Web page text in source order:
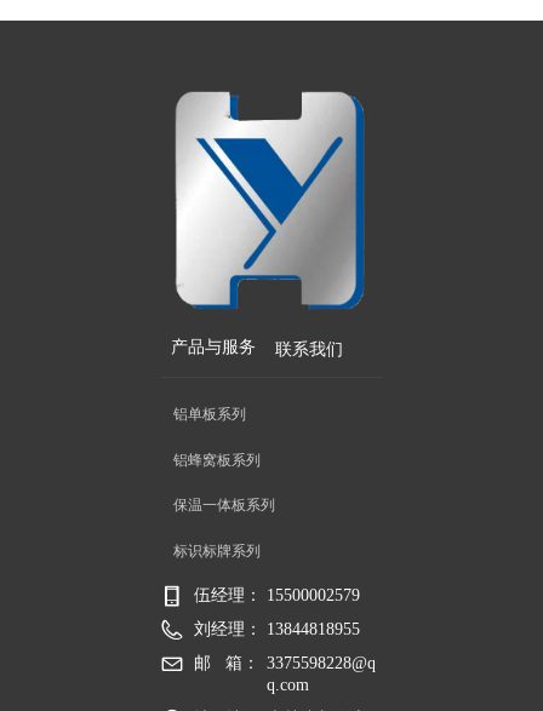
产品与服务
铝单板系列
铝蜂窝板系列
保温一体板系列
标识标牌系列
伍经理：
15500002579
刘经理：
13844818955
邮   箱：
3375598228@q
q.com
联系我们